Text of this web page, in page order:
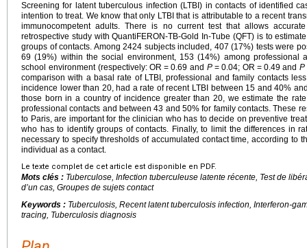
Screening for latent tuberculous infection (LTBI) in contacts of identified
intention to treat. We know that only LTBI that is attributable to a recent
immunocompetent adults. There is no current test that allows
retrospective study with QuantiFERON-TB-Gold In-Tube (QFT) is to
groups of contacts. Among 2424 subjects included, 407 (17%) tests were
69 (19%) within the social environment, 153 (14%) among professional
school environment (respectively: OR = 0.69 and P = 0.04; OR = 0.49 and P
comparison with a basal rate of LTBI, professional and family contacts
incidence lower than 20, had a rate of recent LTBI between 15 and 40%
those born in a country of incidence greater than 20, we estimate the
professional contacts and between 43 and 50% for family contacts. These
to Paris, are important for the clinician who has to decide on preventive
who has to identify groups of contacts. Finally, to limit the differences in
necessary to specify thresholds of accumulated contact time, according to
individual as a contact.
Le texte complet de cet article est disponible en PDF.
Mots clés : Tuberculose, Infection tuberculeuse latente récente, Test de
d’un cas, Groupes de sujets contact
Keywords : Tuberculosis, Recent latent tuberculosis infection, Interferon-
tracing, Tuberculosis diagnosis